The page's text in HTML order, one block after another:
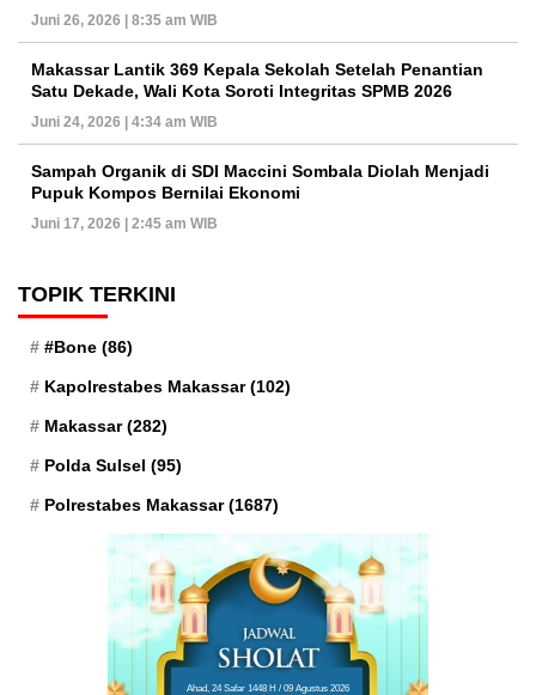
Juni 26, 2026 | 8:35 am WIB
Makassar Lantik 369 Kepala Sekolah Setelah Penantian
Satu Dekade, Wali Kota Soroti Integritas SPMB 2026
Juni 24, 2026 | 4:34 am WIB
Sampah Organik di SDI Maccini Sombala Diolah Menjadi
Pupuk Kompos Bernilai Ekonomi
Juni 17, 2026 | 2:45 am WIB
TOPIK TERKINI
#Bone (86)
Kapolrestabes Makassar(102)
Makassar(282)
Polda Sulsel (95)
Polrestabes Makassar(1687)
Ahad, 24 Safar 1448 H / 09 Agustus 2026